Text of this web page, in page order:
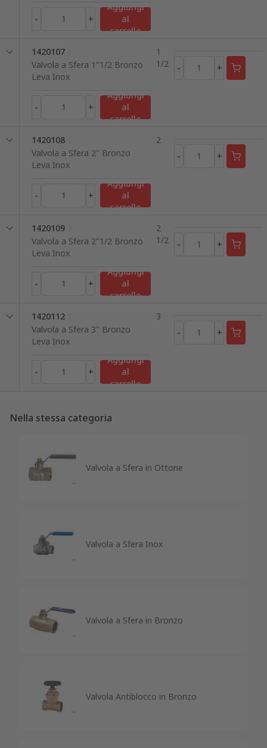
- +
Aggiungi
al
carrello
1420107
Valvola a Sfera 1"1/2 Bronzo
Leva Inox
- +
Aggiungi
al
carrello
1
1/2
- +
1420108
Valvola a Sfera 2" Bronzo
Leva Inox
- +
Aggiungi
al
carrello
2
-
+
1420109
Valvola a Sfera 2"1/2 Bronzo
Leva Inox
- +
Aggiungi
al
carrello
2
1/2
- +
1420112
Valvola a Sfera 3" Bronzo
Leva Inox
- +
Aggiungi
al
carrello
3
-
+
Nella stessa categoria
Valvola a Sfera in Ottone
Valvola a Sfera Inox
Valvola a Sfera in Bronzo
Valvola Antiblocco in Bronzo